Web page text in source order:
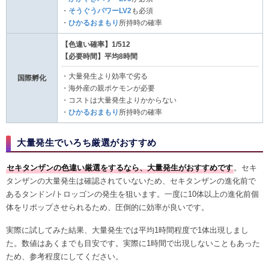
・ そうぐうパワーLV2 も必須
・ ひかるおまもり 所持時の確率
国際孵化
【色違い確率】1/512
【必要時間】平均8時間
・大量発生より効率で劣る
・海外産の親ポケモンが必要
・コストは大量発生よりかからない
・ ひかるおまもり 所持時の確率
大量発生でいろち厳選がおすすめ
セキタンザンの色違い厳選をするなら、大量発生がおすすめです。セキ
タンザンの大量発生は確認されていないため、セキタンザンの進化前で
あるタンドン/トロッゴンの発生を狙います。一度に10体以上の進化前個
体をリポップさせられるため、圧倒的に効率が良いです。
実際に試してみた結果、大量発生では平均1時間程度で1体出現しまし
た。数値はあくまでも目安です。実際に1時間で出現しないこともあった
ため、参考程度にしてください。